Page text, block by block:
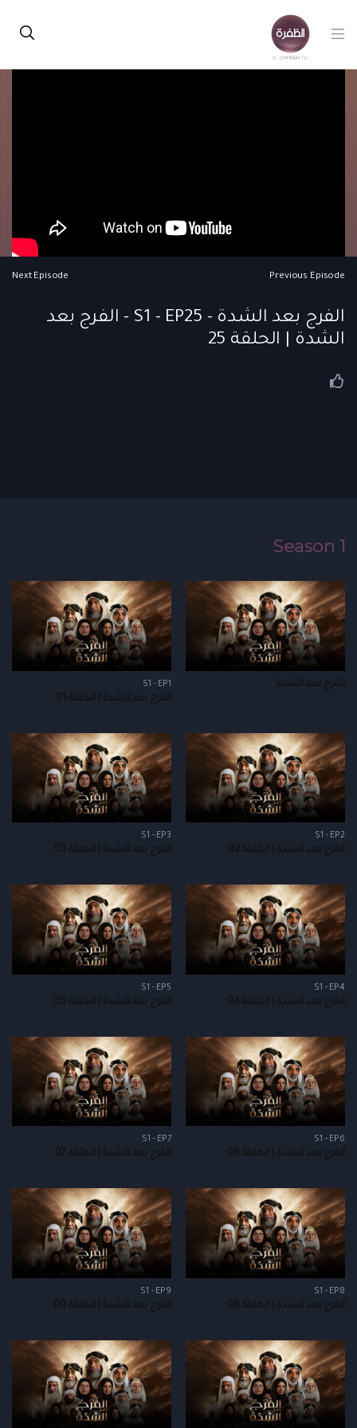
Previous Episode
Next Episode
الفرج بعد الشدة - S1 - EP25 - الفرج بعد
الشدة | الحلقة 25
Season 1
الفرج بعد الشدة S1 - EP1
الفرج بعد الشدة | الحلقة 01
S1 - EP2
الفرج بعد الشدة | الحلقة 02
S1 - EP3
الفرج بعد الشدة | الحلقة 03
S1 - EP4
الفرج بعد الشدة | الحلقة 04
S1 - EP5
الفرج بعد الشدة | الحلقة 05
S1 - EP6
الفرج بعد الشدة | الحلقة 06
S1 - EP7
الفرج بعد الشدة | الحلقة 07
S1 - EP8
الفرج بعد الشدة | الحلقة 08
S1 - EP9
الفرج بعد الشدة | الحلقة 09